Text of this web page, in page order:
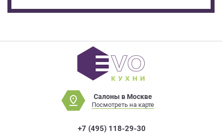
Салоны в Москве
Посмотреть на карте
+7 (495) 118-29-30